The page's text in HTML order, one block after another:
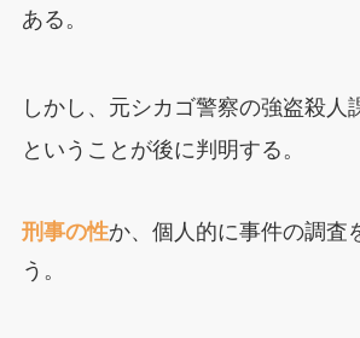
ある。
しかし、元シカゴ警察の強盗殺人
ということが後に判明する。
刑事の性か、個人的に事件の調査
う。